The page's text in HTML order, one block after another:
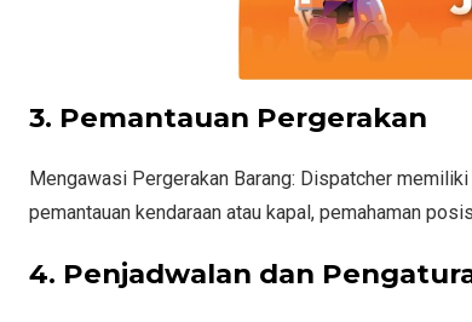
3. Pemantauan Pergerakan
Mengawasi Pergerakan Barang: Dispatcher
pemantauan kendaraan atau kapal, pemahaman
4. Penjadwalan dan